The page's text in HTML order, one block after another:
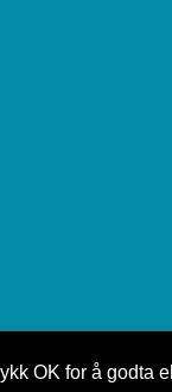
OK for å godta